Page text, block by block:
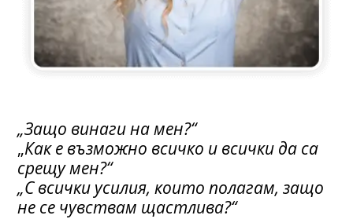
„Защо винаги на мен?“
„Как е възможно всичко и всички да са
срещу мен?“
„С всички усилия, които полагам, защо
не се чувствам щастлива?“